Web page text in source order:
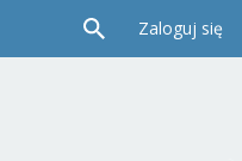
Zaloguj się